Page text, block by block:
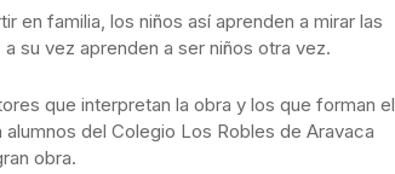
en familia, los niños así aprenden a mirar las
su vez aprenden a ser niños otra vez.
que interpretan la obra y los que forman el
del Colegio Los Robles de Aravaca
obra.